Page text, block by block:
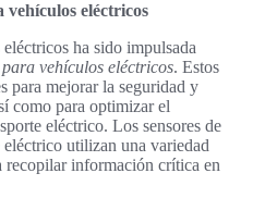
vehículos eléctricos
ha sido impulsada
vehículos eléctricos. Estos
para mejorar la seguridad y
como para optimizar el
eléctrico. Los sensores de
utilizan una variedad
recopilar información crítica en